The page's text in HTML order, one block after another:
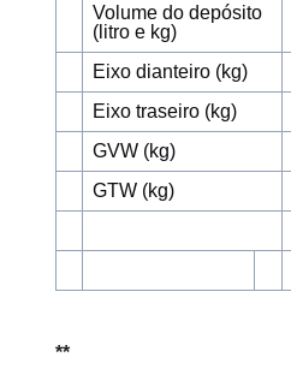
Volume do depósito
(litro e kg)
Eixo dianteiro (kg)
Eixo traseiro (kg)
GVW (kg)
GTW (kg)
**